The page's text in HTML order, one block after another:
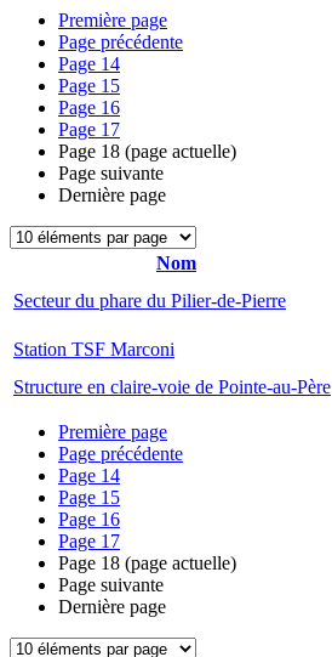
Première page
Page précédente
Page 14
Page 15
Page 16
Page 17
Page 18 (page actuelle)
Page suivante
Dernière page
Nom
Secteur du phare du Pilier-de-Pierre
Station TSF Marconi
Structure en claire-voie de Pointe-au-Père
Première page
Page précédente
Page 14
Page 15
Page 16
Page 17
Page 18 (page actuelle)
Page suivante
Dernière page